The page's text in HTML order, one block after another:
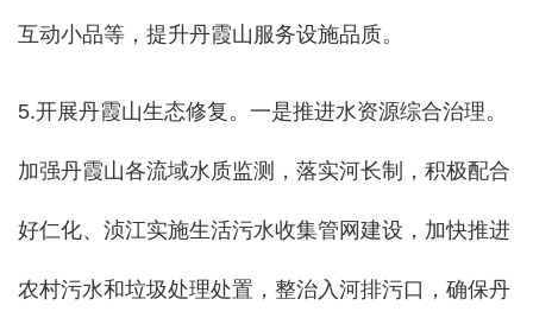
互动小品等，提升丹霞山服务设施品质。
5.开展丹霞山生态修复。一是推进水资源综合治理。
加强丹霞山各流域水质监测，落实河长制，积极配合
好仁化、浈江实施生活污水收集管网建设，加快推进
农村污水和垃圾处理处置，整治入河排污口，确保丹